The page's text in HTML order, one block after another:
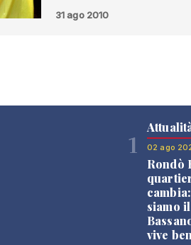
31 ago 2010
1 02 ago
Rondò
siamo
vive